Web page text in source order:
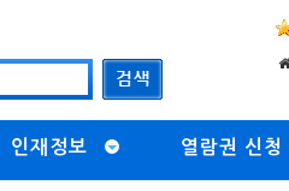
인재정보 열람권 신청